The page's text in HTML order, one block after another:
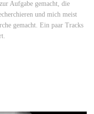
Aufgabe gemacht, die
und mich meist
gemacht. Ein paar Tracks